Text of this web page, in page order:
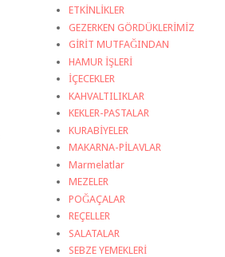
ETKİNLİKLER
GEZERKEN GÖRDÜKLERİMİZ
GİRİT MUTFAĞINDAN
HAMUR İŞLERİ
İÇECEKLER
KAHVALTILIKLAR
KEKLER-PASTALAR
KURABİYELER
MAKARNA-PİLAVLAR
Marmelatlar
MEZELER
POĞAÇALAR
REÇELLER
SALATALAR
SEBZE YEMEKLERİ